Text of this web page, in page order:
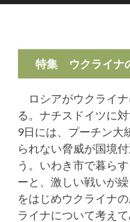
特集 ウクライナ
ロシアがウクライ
る。ナチスドイツに
9日には、プーチン大
られない脅威が国境
う。いわき市で暮ら
ーと、激しい戦いが
をはじめウクライナ
ライナについて考えて